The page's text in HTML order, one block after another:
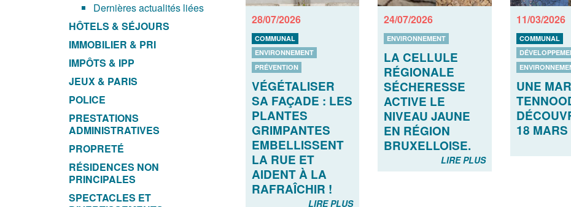
Dernières actualités liées
HÔTELS & SÉJOURS
IMMOBILIER & PRI
IMPÔTS & IPP
JEUX & PARIS
POLICE
PRESTATIONS
ADMINISTRATIVES
PROPRETÉ
RÉSIDENCES NON
PRINCIPALES
SPECTACLES ET
28/07/2026
COMMUNAL
ENVIRONNEMENT
PRÉVENTION
VÉGÉTALISER
SA FAÇADE : LES
PLANTES
GRIMPANTES
EMBELLISSENT
LA RUE ET
AIDENT À LA
RAFRAÎCHIR !
LIRE PLUS
24/07/2026
ENVIRONNEMENT
LA CELLULE
RÉGIONALE
SÉCHERESSE
ACTIVE LE
NIVEAU JAUNE
EN RÉGION
BRUXELLOISE.
LIRE PLUS
11/03/2026
COMMUNAL
UNE
18 MARS